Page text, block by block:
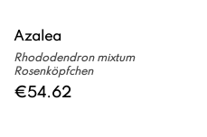
Azalea
Rhododendron mixtum
Rosenköpfchen
€54.62